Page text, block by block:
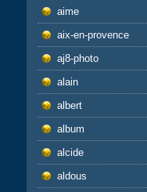
aime
aix-en-provence
aj8-photo
alain
albert
album
alcide
aldous